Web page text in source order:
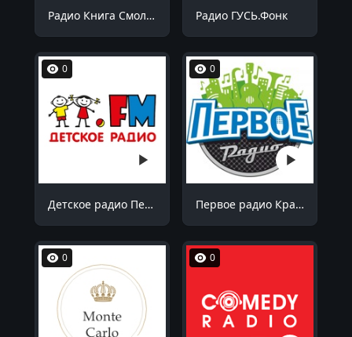
Радио Книга Смоленск 90.5 FM Радио ГУСЬ.Фонк
0
Детское радио Пенза 99.1 FM
0
Первое радио Краснодар 102.7 FM
0 0